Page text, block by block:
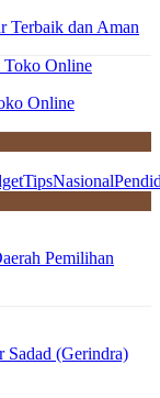
Terbaik dan Aman
Online
TipsNasional
Pemilihan
(Gerindra)